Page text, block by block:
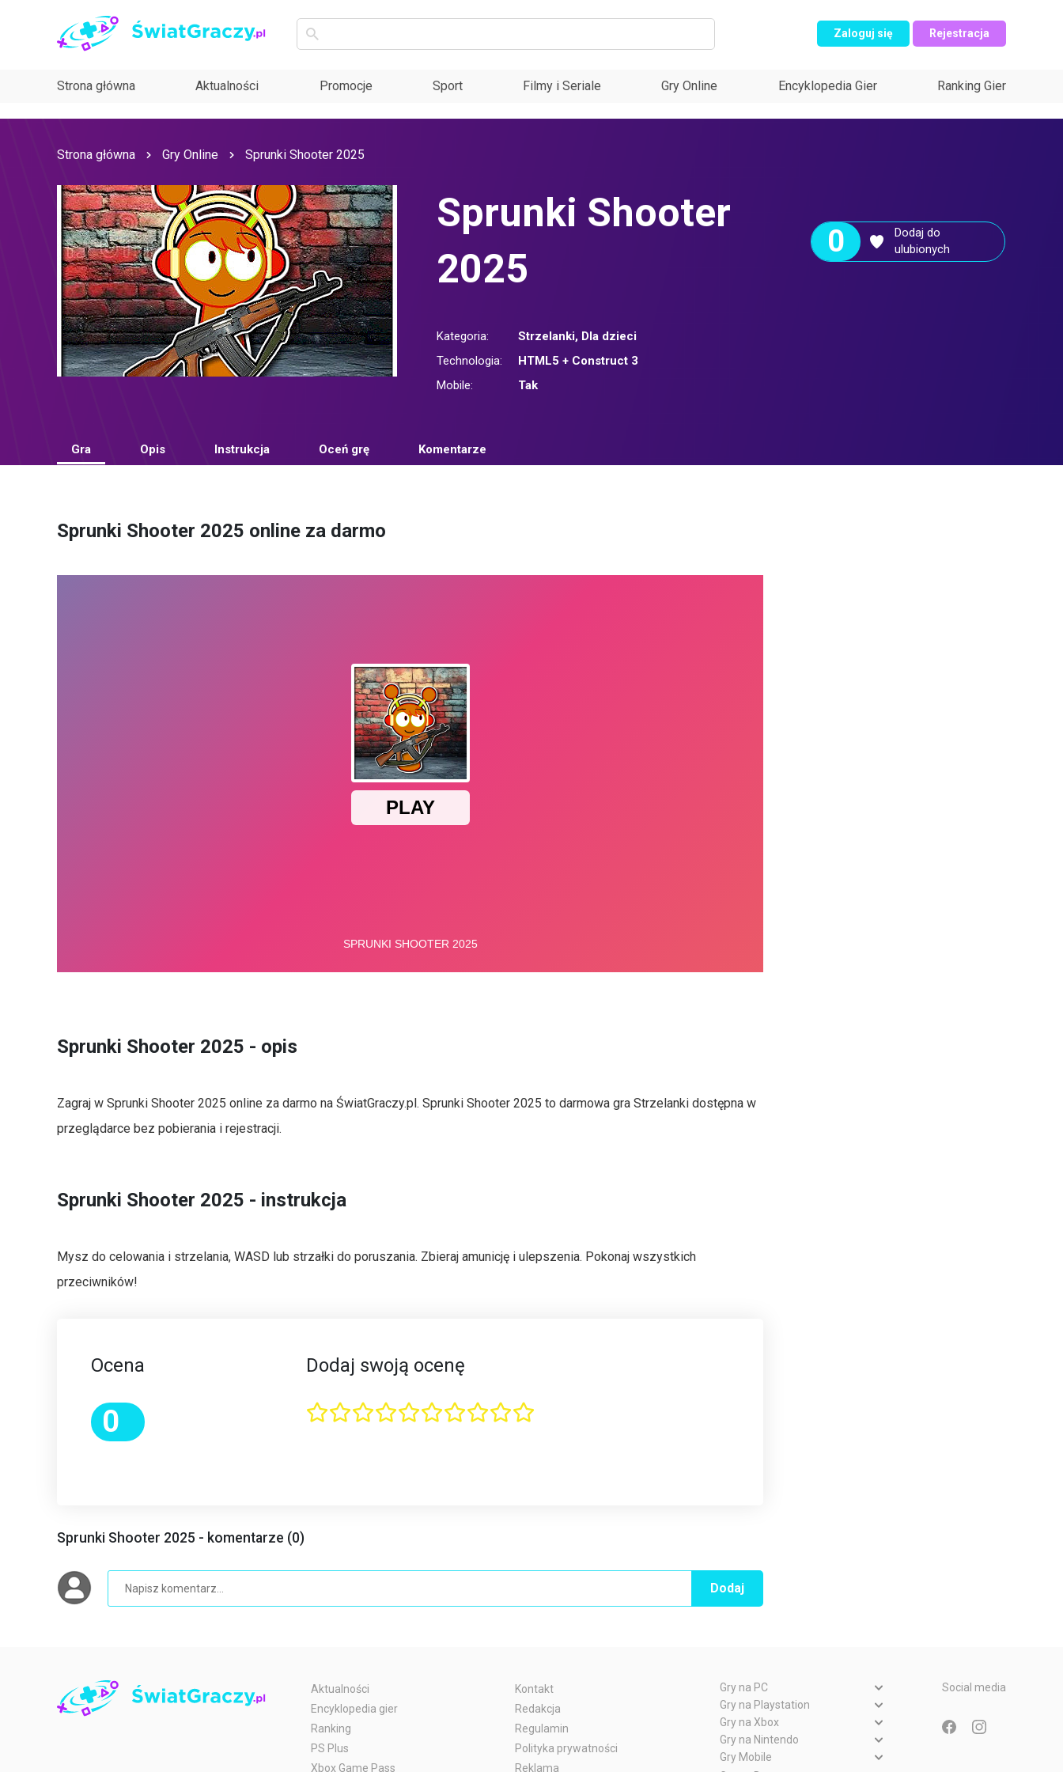
Zaloguj się Rejestracja
Strona główna Aktualności Promocje Sport Filmy i Seriale Gry Online Encyklopedia Gier Ranking Gier
Strona główna Gry Online Sprunki Shooter 2025
Sprunki Shooter
2025
0
Dodaj do
ulubionych
Kategoria: Strzelanki, Dla dzieci
Technologia:
HTML5 + Construct 3
Mobile:
Tak
Gra Opis Instrukcja Oceń grę Komentarze
Sprunki Shooter 2025 online za darmo
Sprunki Shooter 2025 - opis
Zagraj w Sprunki Shooter 2025 online za darmo na ŚwiatGraczy.pl. Sprunki Shooter 2025 to darmowa gra Strzelanki dostępna w
przeglądarce bez pobierania i rejestracji.
Sprunki Shooter 2025 - instrukcja
Mysz do celowania i strzelania, WASD lub strzałki do poruszania. Zbieraj amunicję i ulepszenia. Pokonaj wszystkich
przeciwników!
Ocena
0
Dodaj swoją ocenę
Sprunki Shooter 2025 - komentarze (0)
Dodaj
Aktualności
Encyklopedia gier
Ranking
PS Plus
Xbox Game Pass
Kontakt
Redakcja
Regulamin
Polityka prywatności
Reklama
Gry na PC
Gry PC
Gry WWW
Gry na Playstation
Gry PlayStation 5
Gry PlayStation 4
Gry PlayStation 3
Gry na Xbox
Gry Xbox Series X
Gry Xbox One
Gry na Nintendo
Gry Nintendo Switch
Gry Mobile
Social media